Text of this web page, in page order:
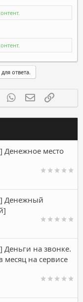
ответа.
Tumblr WhatsAppЭлектронная
Денежное место
Денежный
на звонке.
месяц на сервисе